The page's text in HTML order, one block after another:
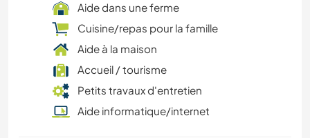
Aide dans une ferme
Cuisine/repas pour la famille
Aide à la maison
Accueil / tourisme
Petits travaux d'entretien
Aide informatique/internet